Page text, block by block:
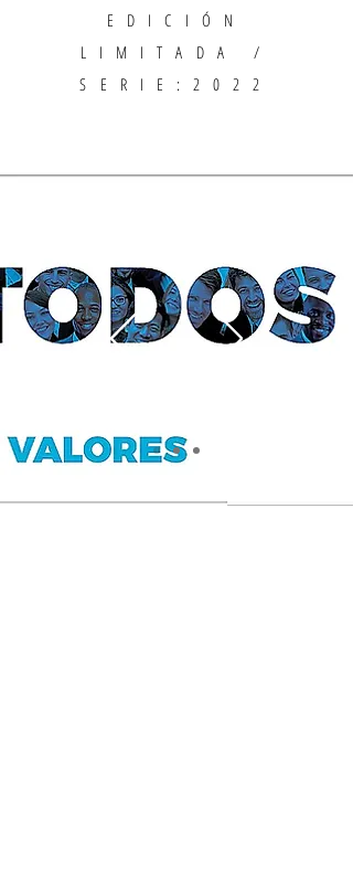
EDICIÓN
LIMITADA /
SERIE:2022